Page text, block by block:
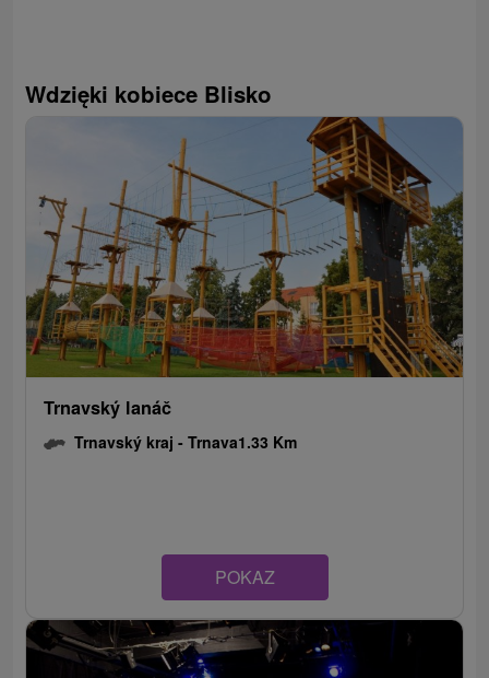
Wdzięki kobiece Blisko
Trnavský lanáč
Trnavský kraj -Trnava1.33 Km
POKAZ